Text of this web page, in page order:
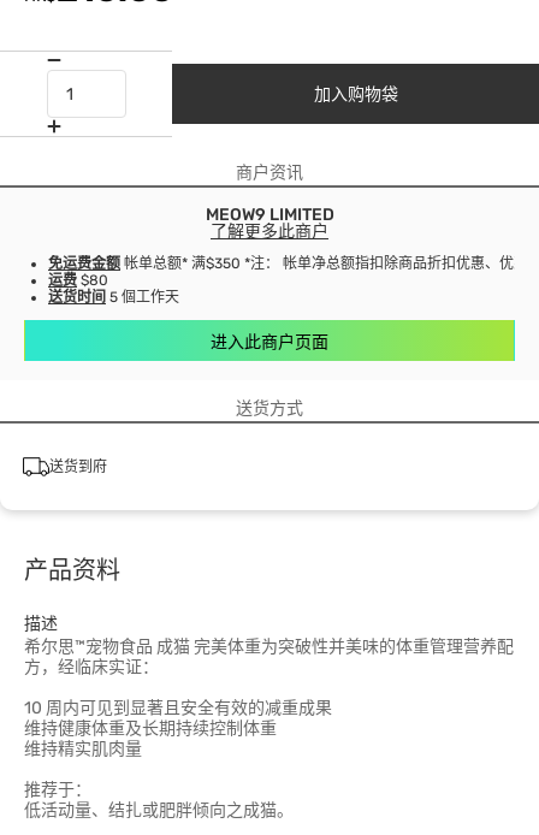
加入购物袋
商户资讯
MEOW9 LIMITED
了解更多此商户
免运费金额 帐单总额* 满$350 *注： 帐单净总额指扣除商品折扣优惠、优惠
运费 $80
送货时间 5 個工作天
进入此商户页面
送货方式
送货到府
产品资料
描述
希尔思™宠物食品 成猫 完美体重为突破性并美味的体重管理营养配
方，经临床实证：
10 周内可见到显著且安全有效的减重成果
维持健康体重及长期持续控制体重
维持精实肌肉量
推荐于：
低活动量、结扎或肥胖倾向之成猫。